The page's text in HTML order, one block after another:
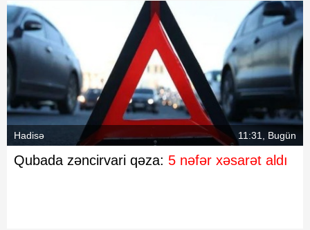
Hadisə 11:31, Bugün
Qubada zəncirvari qəza: 5 nəfər xəsarət aldı